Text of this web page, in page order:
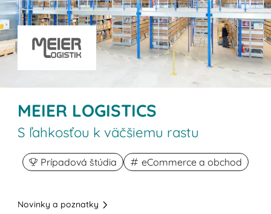
MEIER LOGISTICS
S ľahkosťou k väčšiemu rastu
Prípadová štúdia eCommerce a obchod
Novinky a poznatky